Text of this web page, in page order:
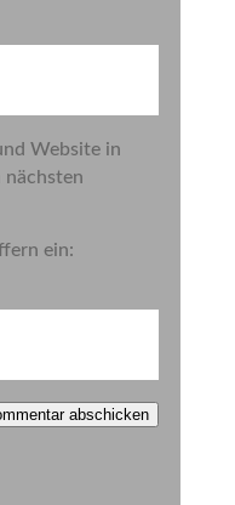
Website in
nächsten
ein:
abschicken